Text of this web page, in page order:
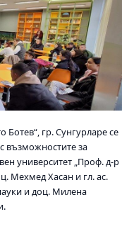
Ботев“, гр. Сунгурларе се
възможностите за
университет „Проф. д-р
Мехмед Хасан и гл. ас.
и доц. Милена